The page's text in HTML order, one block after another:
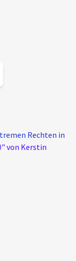
Rechten in
von Kerstin